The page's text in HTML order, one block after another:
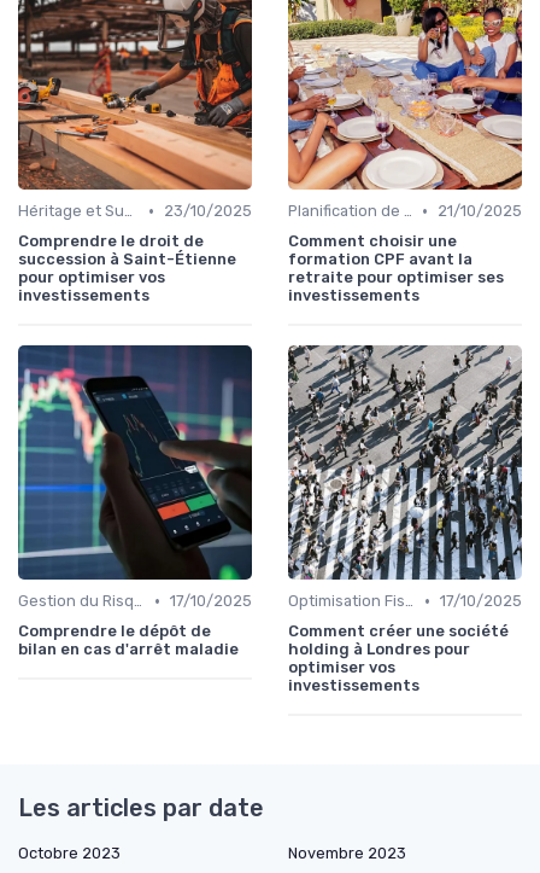
Héritage et Succession •
23/10/2025
Comprendre le droit de
succession à Saint-Étienne
pour optimiser vos
investissements
Planification de la Retraite •
21/10/2025
Comment choisir une
formation CPF avant la
retraite pour optimiser ses
investissements
Gestion du Risque Financier • 17/10/2025
Comprendre le dépôt de
bilan en cas d'arrêt maladie
Optimisation Fiscale • 17/10/2025
Comment créer une société
holding à Londres pour
optimiser vos
investissements
Les articles par date
Octobre 2023
Novembre 2023